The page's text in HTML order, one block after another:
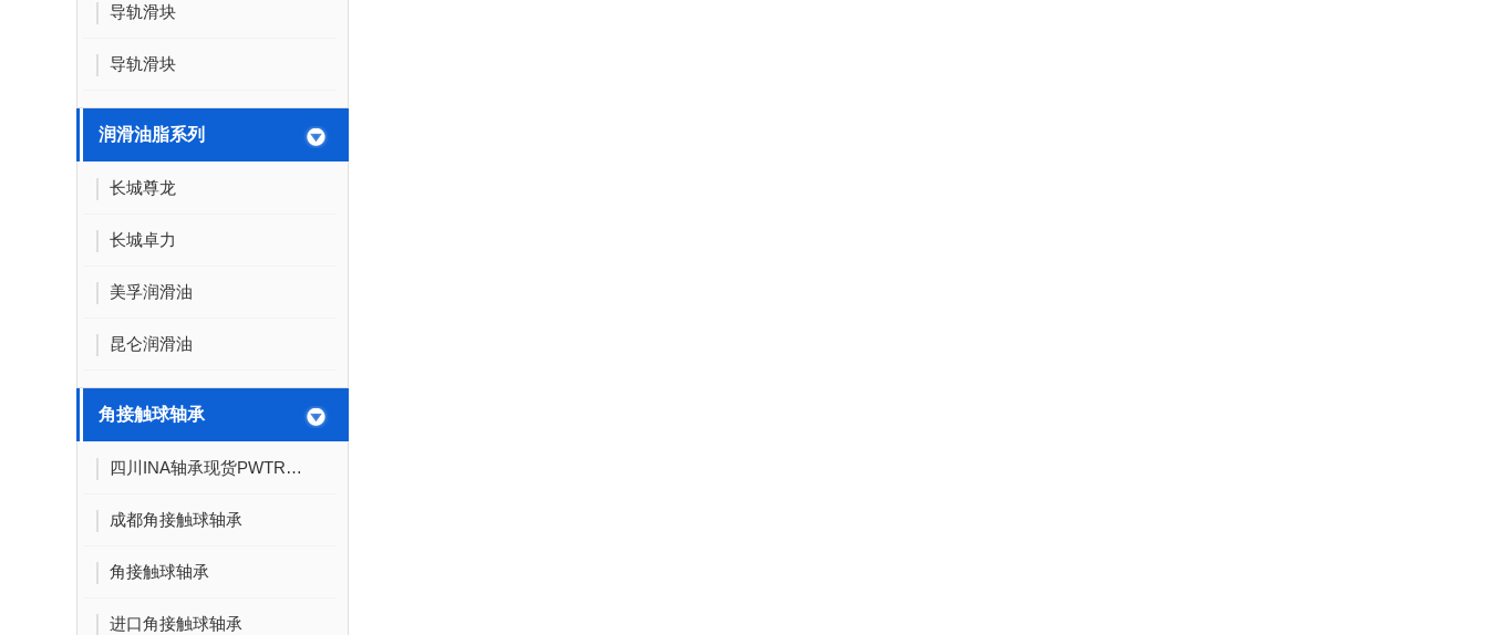
导轨滑块
导轨滑块
润滑油脂系列
长城尊龙
长城卓力
美孚润滑油
昆仑润滑油
角接触球轴承
四川INA轴承现货PWTR20-2RS-TVH
成都角接触球轴承
角接触球轴承
进口角接触球轴承